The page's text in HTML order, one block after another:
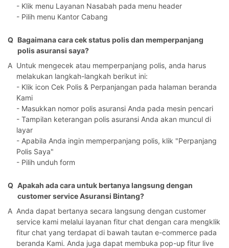
- Klik menu Layanan Nasabah pada menu header
- Pilih menu Kantor Cabang
Q Bagaimana cara cek status polis dan memperpanjang
polis asuransi saya?
A Untuk mengecek atau memperpanjang polis, anda harus
melakukan langkah-langkah berikut ini:
- Klik icon Cek Polis & Perpanjangan pada halaman beranda
Kami
- Masukkan nomor polis asuransi Anda pada mesin pencari
- Tampilan keterangan polis asuransi Anda akan muncul di
layar
- Apabila Anda ingin memperpanjang polis, klik "Perpanjang
Polis Saya"
- Pilih unduh form
Q Apakah ada cara untuk bertanya langsung dengan
customer service Asuransi Bintang?
A Anda dapat bertanya secara langsung dengan customer
service kami melalui layanan fitur chat dengan cara mengklik
fitur chat yang terdapat di bawah tautan e-commerce pada
beranda Kami. Anda juga dapat membuka pop-up fitur live